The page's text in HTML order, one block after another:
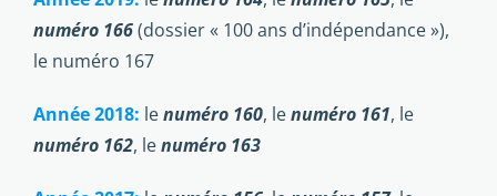
numéro 166(dossier « 100 ans d’indépendance »),
le numéro 167
Année 2018: lenuméro 160, lenuméro 161, le
numéro 162, lenuméro 163